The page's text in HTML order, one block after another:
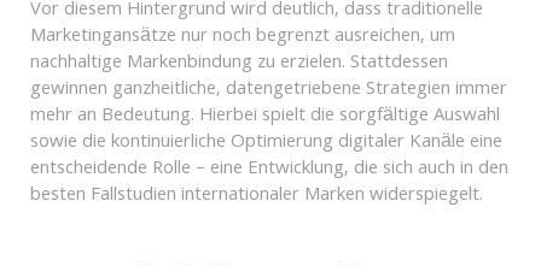
Vor diesem Hintergrund wird deutlich, dass traditionelle
Marketingansätze nur noch begrenzt ausreichen, um
nachhaltige Markenbindung zu erzielen. Stattdessen
gewinnen ganzheitliche, datengetriebene Strategien immer
mehr an Bedeutung. Hierbei spielt die sorgfältige Auswahl
sowie die kontinuierliche Optimierung digitaler Kanäle eine
entscheidende Rolle – eine Entwicklung, die sich auch in den
besten Fallstudien internationaler Marken widerspiegelt.